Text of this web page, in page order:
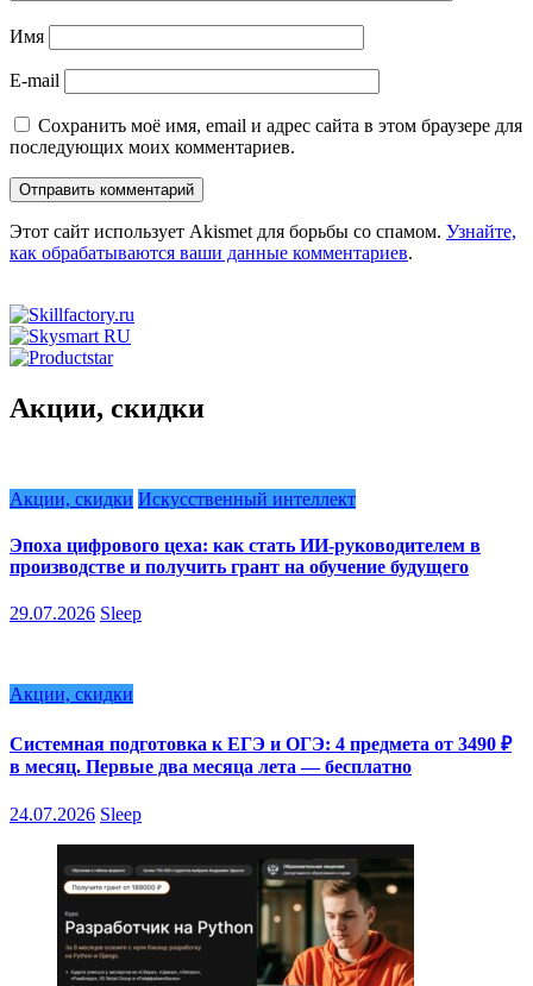
Имя
E-mail
Сохранить моё имя, email и адрес сайта в этом браузере для
последующих моих комментариев.
Этот сайт использует Akismet для борьбы со спамом. Узнайте,
как обрабатываются ваши данные комментариев.
Акции, скидки
Акции, скидки Искусственный интеллект
Эпоха цифрового цеха: как стать ИИ-руководителем в
производстве и получить грант на обучение будущего
29.07.2026 Sleep
Акции, скидки
Системная подготовка к ЕГЭ и ОГЭ: 4 предмета от 3490 ₽
в месяц. Первые два месяца лета — бесплатно
24.07.2026 Sleep